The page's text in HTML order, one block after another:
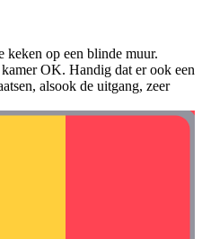
keken op een blinde muur.
OK. Handig dat er ook een
alsook de uitgang, zeer